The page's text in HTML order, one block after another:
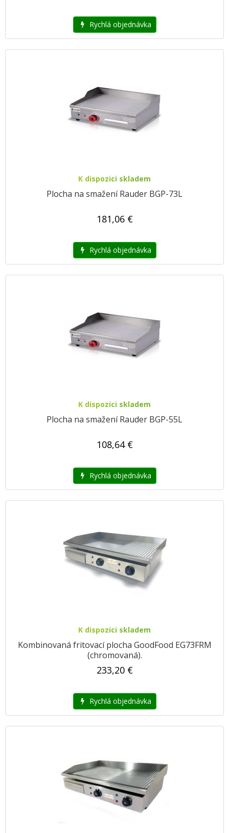
Rychlá objednávka
K dispozici skladem
Plocha na smažení Rauder BGP-73L
181,06 €
Rychlá objednávka
K dispozici skladem
Plocha na smažení Rauder BGP-55L
108,64 €
Rychlá objednávka
K dispozici skladem
Kombinovaná fritovací plocha GoodFood EG73FRM
(chromovaná).
233,20 €
Rychlá objednávka